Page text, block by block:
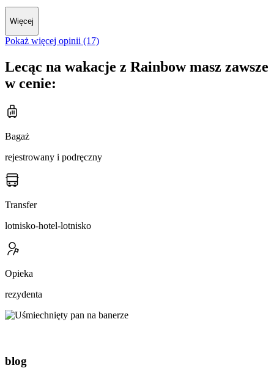
Więcej
Pokaż więcej opinii (17)
Lecąc na wakacje z Rainbow masz zawsze
w cenie:
Bagaż
rejestrowany i podręczny
Transfer
lotnisko-hotel-lotnisko
Opieka
rezydenta
blog